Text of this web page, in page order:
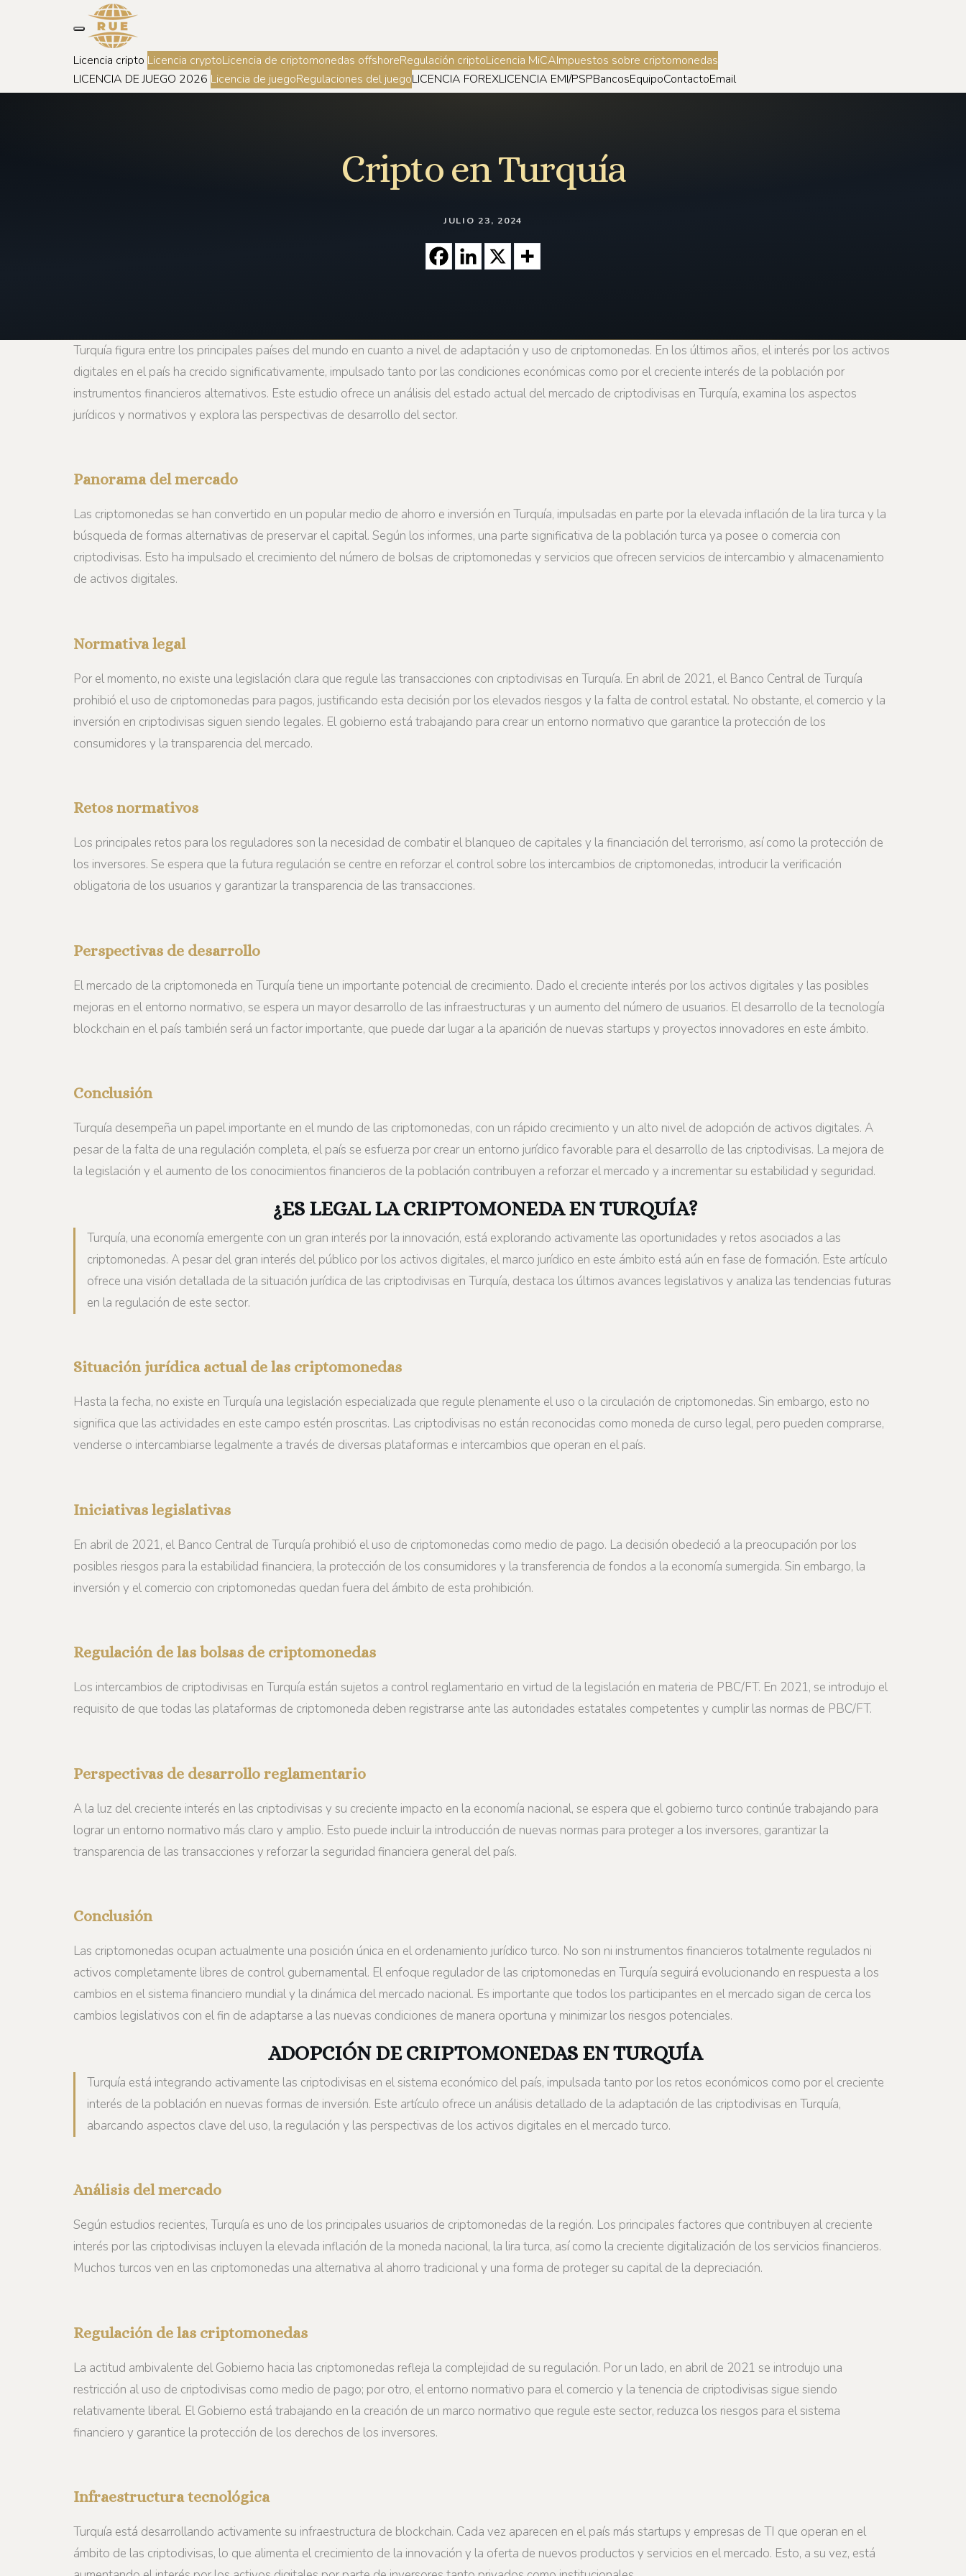
Licencia cripto Licencia cryptoLicencia de criptomonedas offshoreRegulación criptoLicencia MiCAImpuestos sobre criptomonedas
LICENCIA DE JUEGO 2026 Licencia de juegoRegulaciones del juegoLICENCIA FOREXLICENCIA EMI/PSPBancosEquipoContactoEmail
Cripto en Turquía
JULIO 23, 2024
Turquía figura entre los principales países del mundo en cuanto a nivel de adaptación y uso de criptomonedas. En los últimos años, el interés por los activos
digitales en el país ha crecido significativamente, impulsado tanto por las condiciones económicas como por el creciente interés de la población por
instrumentos financieros alternativos. Este estudio ofrece un análisis del estado actual del mercado de criptodivisas en Turquía, examina los aspectos
jurídicos y normativos y explora las perspectivas de desarrollo del sector.
Panorama del mercado
Las criptomonedas se han convertido en un popular medio de ahorro e inversión en Turquía, impulsadas en parte por la elevada inflación de la lira turca y la
búsqueda de formas alternativas de preservar el capital. Según los informes, una parte significativa de la población turca ya posee o comercia con
criptodivisas. Esto ha impulsado el crecimiento del número de bolsas de criptomonedas y servicios que ofrecen servicios de intercambio y almacenamiento
de activos digitales.
Normativa legal
Por el momento, no existe una legislación clara que regule las transacciones con criptodivisas en Turquía. En abril de 2021, el Banco Central de Turquía
prohibió el uso de criptomonedas para pagos, justificando esta decisión por los elevados riesgos y la falta de control estatal. No obstante, el comercio y la
inversión en criptodivisas siguen siendo legales. El gobierno está trabajando para crear un entorno normativo que garantice la protección de los
consumidores y la transparencia del mercado.
Retos normativos
Los principales retos para los reguladores son la necesidad de combatir el blanqueo de capitales y la financiación del terrorismo, así como la protección de
los inversores. Se espera que la futura regulación se centre en reforzar el control sobre los intercambios de criptomonedas, introducir la verificación
obligatoria de los usuarios y garantizar la transparencia de las transacciones.
Perspectivas de desarrollo
El mercado de la criptomoneda en Turquía tiene un importante potencial de crecimiento. Dado el creciente interés por los activos digitales y las posibles
mejoras en el entorno normativo, se espera un mayor desarrollo de las infraestructuras y un aumento del número de usuarios. El desarrollo de la tecnología
blockchain en el país también será un factor importante, que puede dar lugar a la aparición de nuevas startups y proyectos innovadores en este ámbito.
Conclusión
Turquía desempeña un papel importante en el mundo de las criptomonedas, con un rápido crecimiento y un alto nivel de adopción de activos digitales. A
pesar de la falta de una regulación completa, el país se esfuerza por crear un entorno jurídico favorable para el desarrollo de las criptodivisas. La mejora de
la legislación y el aumento de los conocimientos financieros de la población contribuyen a reforzar el mercado y a incrementar su estabilidad y seguridad.
¿ES LEGAL LA CRIPTOMONEDA EN TURQUÍA?
Turquía, una economía emergente con un gran interés por la innovación, está explorando activamente las oportunidades y retos asociados a las
criptomonedas. A pesar del gran interés del público por los activos digitales, el marco jurídico en este ámbito está aún en fase de formación. Este artículo
ofrece una visión detallada de la situación jurídica de las criptodivisas en Turquía, destaca los últimos avances legislativos y analiza las tendencias futuras
en la regulación de este sector.
Situación jurídica actual de las criptomonedas
Hasta la fecha, no existe en Turquía una legislación especializada que regule plenamente el uso o la circulación de criptomonedas. Sin embargo, esto no
significa que las actividades en este campo estén proscritas. Las criptodivisas no están reconocidas como moneda de curso legal, pero pueden comprarse,
venderse o intercambiarse legalmente a través de diversas plataformas e intercambios que operan en el país.
Iniciativas legislativas
En abril de 2021, el Banco Central de Turquía prohibió el uso de criptomonedas como medio de pago. La decisión obedeció a la preocupación por los
posibles riesgos para la estabilidad financiera, la protección de los consumidores y la transferencia de fondos a la economía sumergida. Sin embargo, la
inversión y el comercio con criptomonedas quedan fuera del ámbito de esta prohibición.
Regulación de las bolsas de criptomonedas
Los intercambios de criptodivisas en Turquía están sujetos a control reglamentario en virtud de la legislación en materia de PBC/FT. En 2021, se introdujo el
requisito de que todas las plataformas de criptomoneda deben registrarse ante las autoridades estatales competentes y cumplir las normas de PBC/FT.
Perspectivas de desarrollo reglamentario
A la luz del creciente interés en las criptodivisas y su creciente impacto en la economía nacional, se espera que el gobierno turco continúe trabajando para
lograr un entorno normativo más claro y amplio. Esto puede incluir la introducción de nuevas normas para proteger a los inversores, garantizar la
transparencia de las transacciones y reforzar la seguridad financiera general del país.
Conclusión
Las criptomonedas ocupan actualmente una posición única en el ordenamiento jurídico turco. No son ni instrumentos financieros totalmente regulados ni
activos completamente libres de control gubernamental. El enfoque regulador de las criptomonedas en Turquía seguirá evolucionando en respuesta a los
cambios en el sistema financiero mundial y la dinámica del mercado nacional. Es importante que todos los participantes en el mercado sigan de cerca los
cambios legislativos con el fin de adaptarse a las nuevas condiciones de manera oportuna y minimizar los riesgos potenciales.
ADOPCIÓN DE CRIPTOMONEDAS EN TURQUÍA
Turquía está integrando activamente las criptodivisas en el sistema económico del país, impulsada tanto por los retos económicos como por el creciente
interés de la población en nuevas formas de inversión. Este artículo ofrece un análisis detallado de la adaptación de las criptodivisas en Turquía,
abarcando aspectos clave del uso, la regulación y las perspectivas de los activos digitales en el mercado turco.
Análisis del mercado
Según estudios recientes, Turquía es uno de los principales usuarios de criptomonedas de la región. Los principales factores que contribuyen al creciente
interés por las criptodivisas incluyen la elevada inflación de la moneda nacional, la lira turca, así como la creciente digitalización de los servicios financieros.
Muchos turcos ven en las criptomonedas una alternativa al ahorro tradicional y una forma de proteger su capital de la depreciación.
Regulación de las criptomonedas
La actitud ambivalente del Gobierno hacia las criptomonedas refleja la complejidad de su regulación. Por un lado, en abril de 2021 se introdujo una
restricción al uso de criptodivisas como medio de pago; por otro, el entorno normativo para el comercio y la tenencia de criptodivisas sigue siendo
relativamente liberal. El Gobierno está trabajando en la creación de un marco normativo que regule este sector, reduzca los riesgos para el sistema
financiero y garantice la protección de los derechos de los inversores.
Infraestructura tecnológica
Turquía está desarrollando activamente su infraestructura de blockchain. Cada vez aparecen en el país más startups y empresas de TI que operan en el
ámbito de las criptodivisas, lo que alimenta el crecimiento de la innovación y la oferta de nuevos productos y servicios en el mercado. Esto, a su vez, está